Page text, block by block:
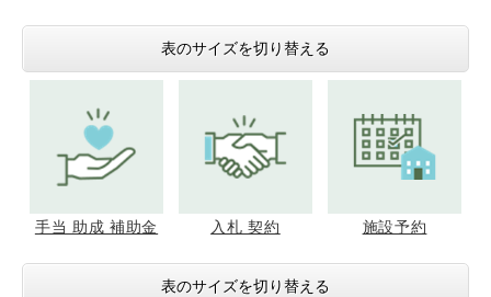
表のサイズを切り替える
手当 助成 補助金 入札 契約 施設予約
表のサイズを切り替える